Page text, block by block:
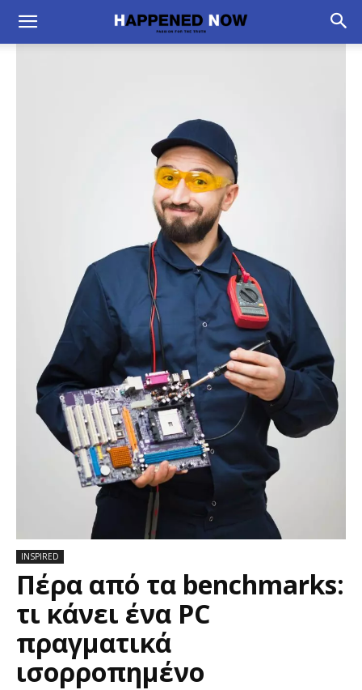
INSPIRED
Πέρα από τα benchmarks:
τι κάνει ένα PC
πραγματικά
ισορροπημένο